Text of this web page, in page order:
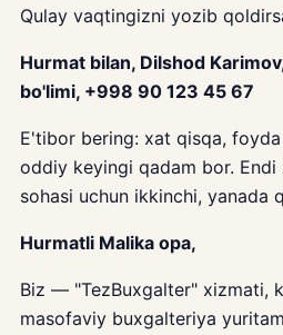
Qulay vaqtingizni yozib
Hurmat bilan, Dilshod
bo'limi, +998 90 123 45 67
E'tibor bering: xat qisqa,
oddiy keyingi qadam bor.
sohasi uchun ikkinchi, yanada
Hurmatli Malika opa,
Biz — "TezBuxgalter" xizmati,
masofaviy buxgalteriya